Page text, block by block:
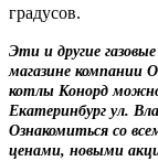
градусов.
Эти и другие
магазине компании
котлы Конорд можно
Екатеринбург ул.
Ознакомиться со
ценами, новыми